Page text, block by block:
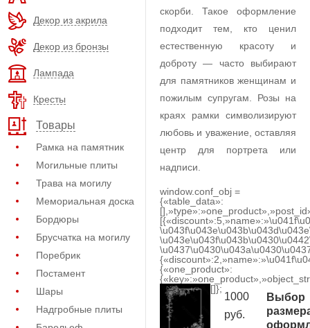
Декор из акрила
Декор из бронзы
Лампада
Кресты
Товары
Рамка на памятник
Могильные плиты
Трава на могилу
Мемориальная доска
Бордюры
Брусчатка на могилу
Поребрик
Постамент
Шары
Надгробные плиты
скорби. Такое оформление
подходит тем, кто ценил
естественную красоту и
доброту — часто выбирают
для памятников женщинам и
пожилым супругам. Розы на
краях рамки символизируют
любовь и уважение, оставляя
центр для портрета или
надписи.
window.conf_obj =
{«table_data»:
{«one_product»:
[]};
1000
руб.
Выбор